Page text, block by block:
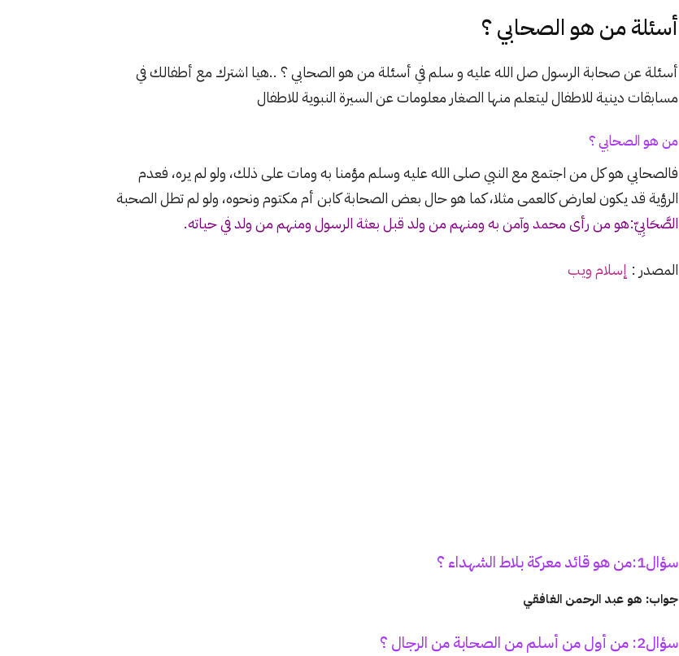
أسئلة من هو الصحابي ؟
أسئلة عن صحابة الرسول صل الله عليه و سلم في أسئلة من هو الصحابي ؟ ..هيا اشترك مع أطفالك في
مسابقات دينية للاطفال ليتعلم منها الصغار معلومات عن السيرة النبوية للاطفال
من هو الصحابي ؟
فالصحابي هو كل من اجتمع مع النبي صلى الله عليه وسلم مؤمنا به ومات على ذلك، ولو لم يره، فعدم
الرؤية قد يكون لعارض كالعمى مثلا، كما هو حال بعض الصحابة كابن أم مكتوم ونحوه، ولو لم تطل الصحبة
الصَّحَابِيّ:هو من رأى محمد وآمن به ومنهم من ولد قبل بعثة الرسول ومنهم من ولد في حياته.
المصدر : إسلام ويب
سؤال1:من هو قائد معركة بلاط الشهداء ؟
جواب: هو عبد الرحمن الغافقي
سؤال2: من أول من أسلم من الصحابة من الرجال ؟